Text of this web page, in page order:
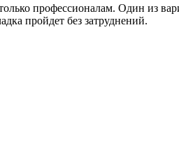
профессионалам. Один из
пройдет без затруднений.